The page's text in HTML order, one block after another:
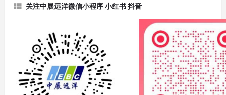
关注中展远洋微信小程序 小红书 抖音